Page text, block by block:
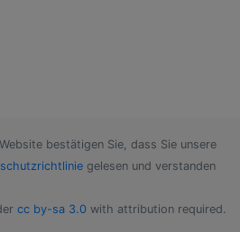
bestätigen Sie, dass Sie unsere
gelesen und verstanden
cc by-sa 3.0 with attribution required.